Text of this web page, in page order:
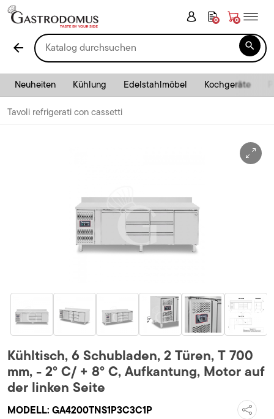
0 0
arrow_back 
Neuheiten Kühlung Edelstahlmöbel Kochgeräte
Tavoli refrigerati con cassetti
Kühltisch, 6 Schubladen, 2 Türen, T 700
mm, - 2° C/ + 8° C, Aufkantung, Motor auf
der linken Seite
MODELL: GA4200TNS1P3C3C1P